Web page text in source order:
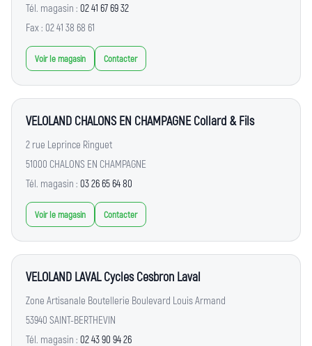
Tél. magasin : 02 41 67 69 32
Fax : 02 41 38 68 61
Voir le magasin Contacter
VELOLAND CHALONS EN CHAMPAGNE Collard & Fils
2 rue Leprince Ringuet
51000 CHALONS EN CHAMPAGNE
Tél. magasin : 03 26 65 64 80
Voir le magasin Contacter
VELOLAND LAVAL Cycles Cesbron Laval
Zone Artisanale Boutellerie Boulevard Louis Armand
53940 SAINT-BERTHEVIN
Tél. magasin : 02 43 90 94 26